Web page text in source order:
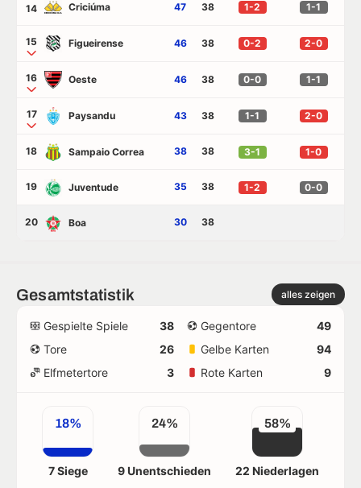
14 Criciúma 47 38 1-2 1-1
15 Figueirense 46 38 0-2 2-0
16 Oeste 46 38 0-0 1-1
17 Paysandu 43 38 1-1 2-0
18 Sampaio Correa 38 38 3-1 1-0
19 Juventude 35 38 1-2 0-0
20 Boa 30 38
Gesamtstatistik alles zeigen
Gespielte Spiele 38 Gegentore
49
Tore
26 Gelbe Karten
94
Elfmetertore
3 Rote Karten 9
18%
7 Siege
24%
9 Unentschieden
58%
22 Niederlagen